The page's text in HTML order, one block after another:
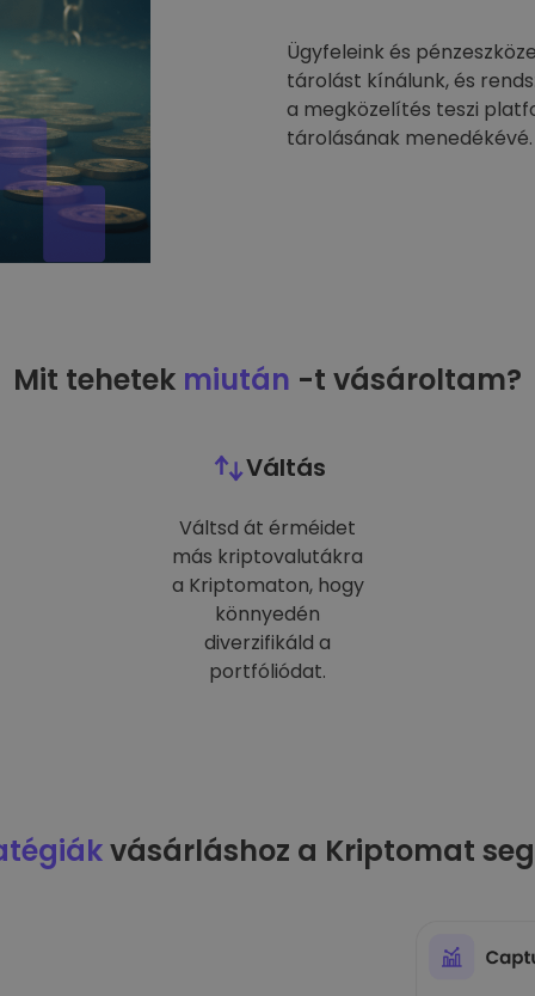
Ügyfeleink és
tárolást kínálunk, és
a megközelítés teszi
tárolásának menedékévé.
Mit tehetek miután -t vásároltam?
Váltás
Váltsd át érméidet
más kriptovalutákra
a Kriptomaton, hogy
könnyedén
diverzifikáld a
portfóliódat.
vásárláshoz a Kriptomat